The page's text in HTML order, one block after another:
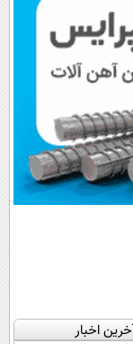
اخبار